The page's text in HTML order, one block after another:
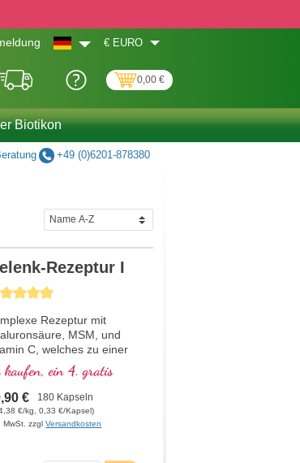
€ EURO
0,00 €
Biotikon
+49 (0)6201-878380
Bewertung von 5 von 5 Sternen
Rezeptur I
Rezeptur mit
MSM, und
C, welches zu einer
Kollagenbildung für
normale Knorpelfunktion
Zur spezifischen
der knorpeligen
in optimaler
kaufen, ein 4. gratis
€ 180 Kapseln
€/kg, 0,33 €/Kapsel)
MwSt. zzglVersandkosten